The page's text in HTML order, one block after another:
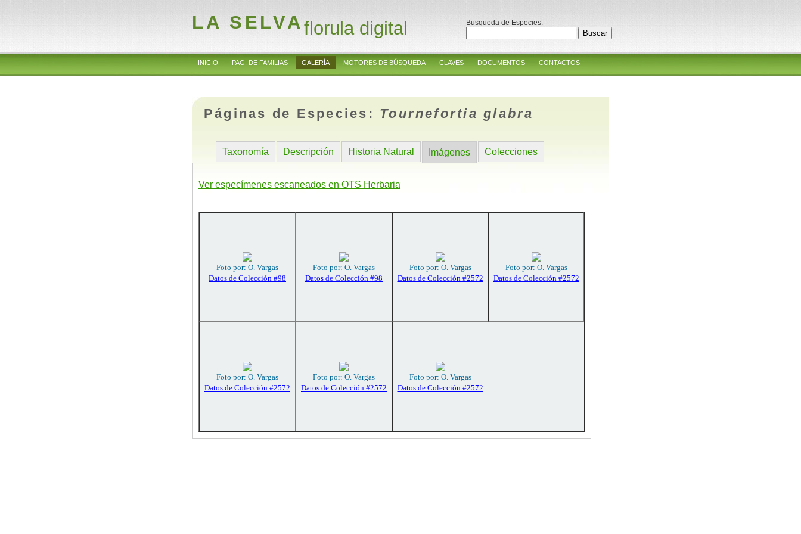
LA SELVAflorula digital Busqueda de Especies:
INICIO PAG. DE FAMILIAS GALERÍA MOTORES DE BÚSQUEDA CLAVES DOCUMENTOS CONTACTOS
Páginas de Especies: Tournefortia glabra
Taxonomía Descripción Historia Natural Imágenes Colecciones
Ver especímenes escaneados en OTS Herbaria
Foto por: O. Vargas
Datos de Colección #98
Foto por: O. Vargas
Datos de Colección #98
Foto por: O. Vargas
Datos de Colección #2572
Foto por: O. Vargas
Datos de Colección #2572
Foto por: O. Vargas
Datos de Colección #2572
Foto por: O. Vargas
Datos de Colección #2572
Foto por: O. Vargas
Datos de Colección #2572